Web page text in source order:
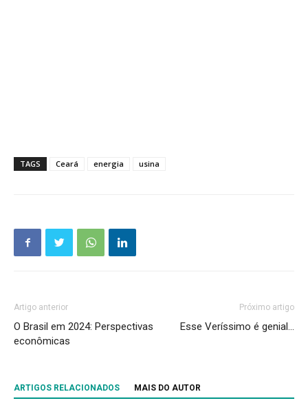
TAGS Ceará energia usina
Artigo anterior
O Brasil em 2024: Perspectivas
econômicas
Próximo artigo
Esse Veríssimo é genial…
ARTIGOS RELACIONADOS MAIS DO AUTOR